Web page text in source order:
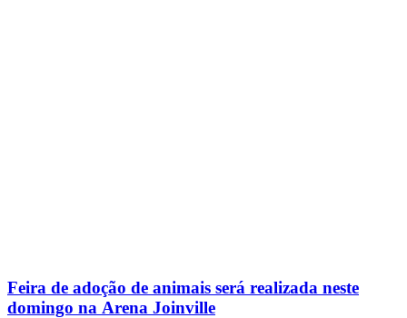
Feira de adoção de animais será realizada neste
domingo na Arena Joinville